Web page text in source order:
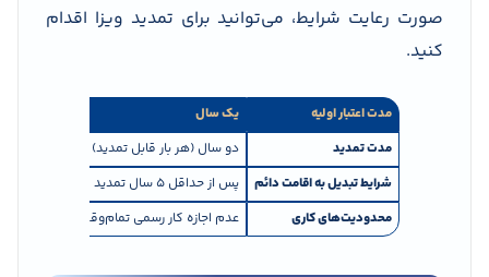
صورت رعایت شرایط، می‌توانید برای تمدید ویزا اقدام
کنید.
مدت اعتبار اولیه
یک سال
مدت تمدید
دو سال (هر بار قابل تمدید)
شرایط تبدیل به اقامت دائم
پس از حداقل ۵ سال تمدید مستمر
محدودیت‌های کاری
عدم اجازه کار رسمی تمام‌وقت